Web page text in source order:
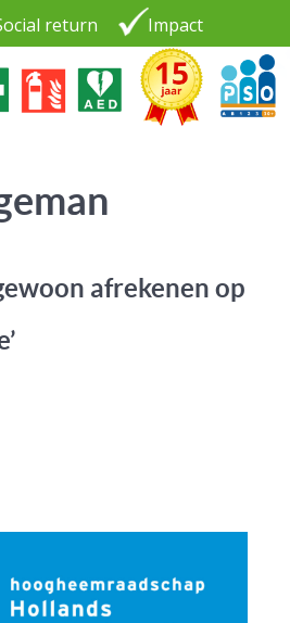
return Impact
afrekenen op